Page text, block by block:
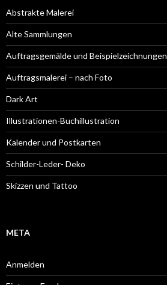
Abstrakte Malerei
Alte Sammlungen
Auftragsgemälde und Beispielzeichnungen
Auftragsmalerei – nach Foto
Dark Art
Illustrationen-Buchillustration
Kalender und Postkarten
Schilder-Leder- Deko
Skizzen und Tattoo
META
Anmelden